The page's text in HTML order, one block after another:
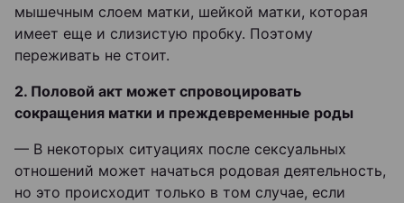
мышечным слоем матки, шейкой матки, которая
имеет еще и слизистую пробку. Поэтому
переживать не стоит.
2. Половой акт может спровоцировать
сокращения матки и преждевременные роды
— В некоторых ситуациях после сексуальных
отношений может начаться родовая деятельность,
но это происходит только в том случае, если